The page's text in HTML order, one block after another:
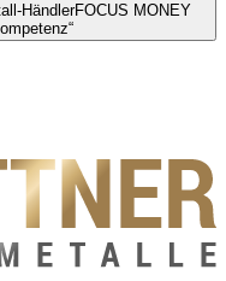
HändlerFOCUS MONEY